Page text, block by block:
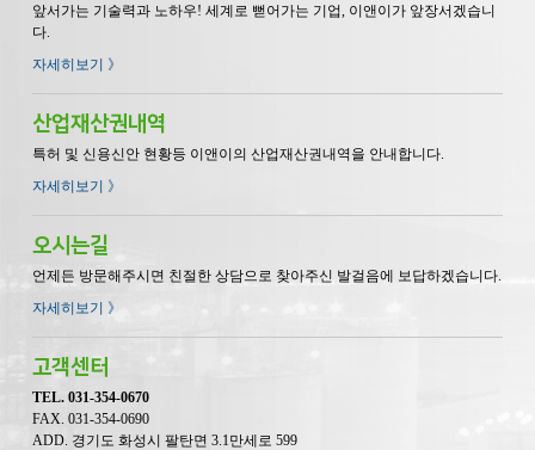
앞서가는 기술력과 노하우! 세계로 뻗어가는 기업, 이앤이가 앞장서겠습니
다.
자세히보기 》
산업재산권내역
특허 및 신용신안 현황등 이앤이의 산업재산권내역을 안내합니다.
자세히보기 》
오시는길
언제든 방문해주시면 친절한 상담으로 찾아주신 발걸음에 보답하겠습니다.
자세히보기 》
고객센터
TEL. 031-354-0670
FAX. 031-354-0690
ADD. 경기도 화성시 팔탄면 3.1만세로 599